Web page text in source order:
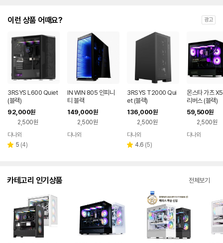
이런 상품 어때요? 광고
3RSYS L600 Quiet
(블랙)
92,000원
2,500원
페이
다나와
별 5 리
(4)
IN WIN 805 인피니
티 블랙
149,000원
2,500원
다나와
3RSYS T2000 Qui
et (블랙)
136,000원
2,500원
페이
다나와
별 4.6 리
(5)
몬스타 가츠
리버스 (블랙)
59,500원
2,500원
다나와
카테고리 인기상품 전체보기